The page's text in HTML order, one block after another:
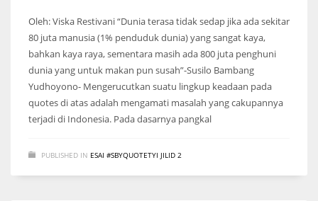
Oleh: Viska Restivani “Dunia terasa tidak sedap jika ada sekitar
80 juta manusia (1% penduduk dunia) yang sangat kaya,
bahkan kaya raya, sementara masih ada 800 juta penghuni
dunia yang untuk makan pun susah”-Susilo Bambang
Yudhoyono- Mengerucutkan suatu lingkup keadaan pada
quotes di atas adalah mengamati masalah yang cakupannya
terjadi di Indonesia. Pada dasarnya pangkal
PUBLISHED IN ESAI #SBYQUOTETYI JILID 2